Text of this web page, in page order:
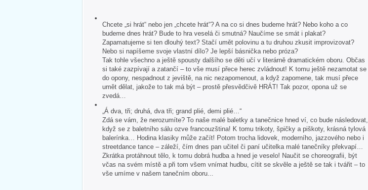
Chcete „si hrát“ nebo jen „chcete hrát“? A na co si dnes budeme hrát? Nebo koho a co
budeme dnes hrát? Bude to hra veselá či smutná? Naučíme se smát i plakat?
Zapamatujeme si ten dlouhý text? Stačí umět polovinu a tu druhou zkusit improvizovat?
Nebo si napíšeme svoje vlastní dílo? Je lepší básnička nebo próza?
Tak tohle všechno a ještě spousty dalšího se děti učí v literárně dramatickém oboru. Občas
si také zazpívají a zatančí – to vše musí přece herec zvládnout! K tomu ještě nezamotat se
do opony, nespadnout z jeviště, na nic nezapomenout, a když zapomene, tak musí přece
umět dělat, jakože to tak má být – prostě přesvědčivě HRÁT! Tak pozor, opona už se
zvedá…
„Á dva, tři; druhá, dva tři; grand plié, demi plié…“
Zdá se vám, že nerozumíte? To naše malé baletky a tanečnice hned ví, co bude následovat,
když se z baletního sálu ozve francouzština! K tomu trikoty, špičky a piškoty, krásná tylová
balerínka… Hodina klasiky může začít! Potom trocha lidovek, moderního, jazzového nebo i
streetdance tance – záleží, čím dnes pan učitel či paní učitelka malé tanečníky překvapí…
Zkrátka protáhnout tělo, k tomu dobrá hudba a hned je veselo! Naučit se choreografii, být
včas na svém místě a při tom všem vnímat hudbu, cítit se skvěle a ještě se tak i tvářit – to
vše umíme v našem tanečním oboru...